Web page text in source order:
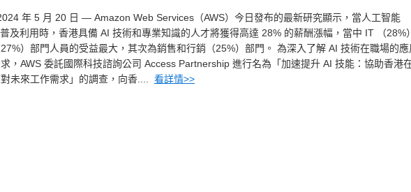
年 5 月 20 日 — Amazon Web Services（AWS）今日發布的最新研究顯示，當人工智能
普及利用時，香港具備 AI 技術和專業知識的人才將獲得高達 28% 的薪酬漲幅，當中 IT （28%
）部門人員的受益最大，其次為銷售和行銷（25%）部門。 為深入了解 AI 技術在職場的應
，AWS 委託國際科技諮詢公司 Access Partnership 進行名為「加速提升 AI 技能：協助香港
未來工作需求」的調查，向香.... 看詳情>>